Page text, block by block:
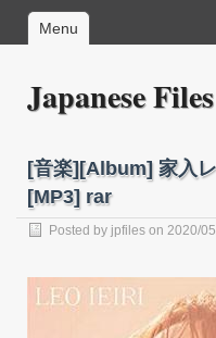
Menu
Japanese Files
[音楽][Album] 家⼊
[MP3] rar
Posted by jpfiles on 2020/